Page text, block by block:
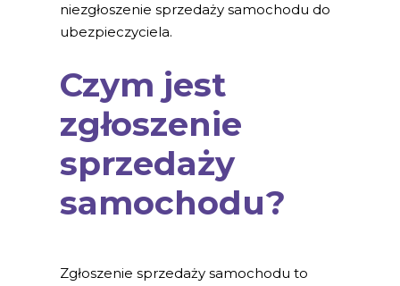
niezgłoszenie sprzedaży samochodu do
ubezpieczyciela.
Czym jest
zgłoszenie
sprzedaży
samochodu?
Zgłoszenie sprzedaży samochodu to